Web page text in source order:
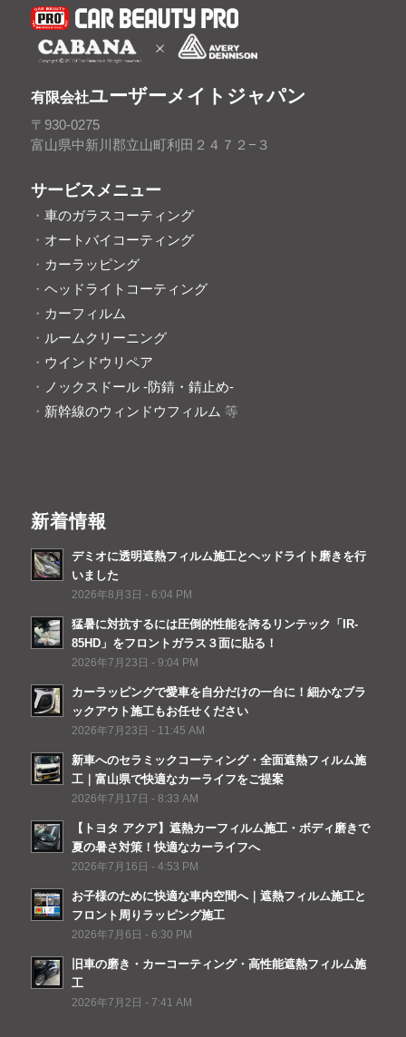
有限会社ユーザーメイトジャパン
〒930-0275
富山県中新川郡立山町利田２４７２−３
サービスメニュー
・ 車のガラスコーティング
・ オートバイコーティング
・ カーラッピング
・ ヘッドライトコーティング
・ カーフィルム
・ ルームクリーニング
・ ウインドウリペア
・ ノックスドール -防錆・錆止め-
・ 新幹線のウィンドウフィルム 等
新着情報
デミオに透明遮熱フィルム施工とヘッドライト磨きを行
いました
2026年8月3日 - 6:04 PM
猛暑に対抗するには圧倒的性能を誇るリンテック「IR-
85HD」をフロントガラス３面に貼る！
2026年7月23日 - 9:04 PM
カーラッピングで愛車を自分だけの一台に！細かなブラ
ックアウト施工もお任せください
2026年7月23日 - 11:45 AM
新車へのセラミックコーティング・全面遮熱フィルム施
工｜富山県で快適なカーライフをご提案
2026年7月17日 - 8:33 AM
【トヨタ アクア】遮熱カーフィルム施工・ボディ磨きで
夏の暑さ対策！快適なカーライフへ
2026年7月16日 - 4:53 PM
お子様のために快適な車内空間へ｜遮熱フィルム施工と
フロント周りラッピング施工
2026年7月6日 - 6:30 PM
旧車の磨き・カーコーティング・高性能遮熱フィルム施
工
2026年7月2日 - 7:41 AM